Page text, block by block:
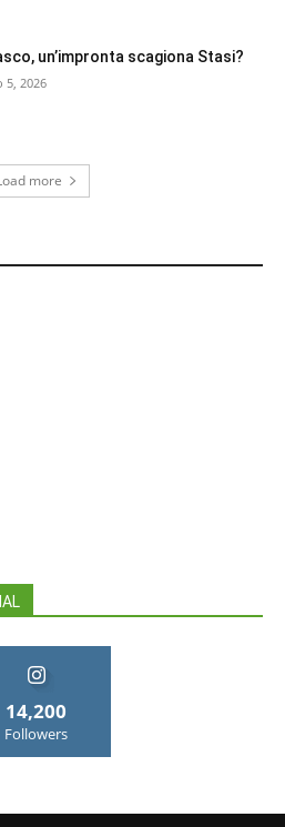
un’impronta scagiona Stasi?
5, 2026
more
14,200
Followers